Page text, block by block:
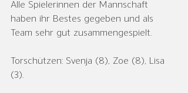
Alle Spielerinnen der Mannschaft
haben ihr Bestes gegeben und als
Team sehr gut zusammengespielt.
Torschützen: Svenja (8), Zoe (8), Lisa
(3).